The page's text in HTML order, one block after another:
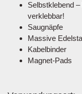
Selbstklebend
verklebbar!
Saugnäpfe
Massive
Kabelbinder
Magnet-Pads